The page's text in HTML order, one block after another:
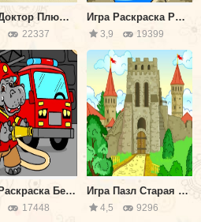
Игра Доктор Плюшева Пазл
22337
Игра Раскраска Рыбка в Озере
3,9 19399
Игра Раскраска Бегемот Пожарный
17448
Игра Пазл Старая Крепость
4,5 9296